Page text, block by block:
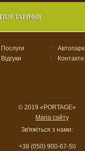
ТАРИФІВ
Послуги > Автопарк
Відгуки > Контакти
© 2019 «PORTAGE»
Мапа сайту
Зв'яжіться з нами:
+38 (050) 900-67-50